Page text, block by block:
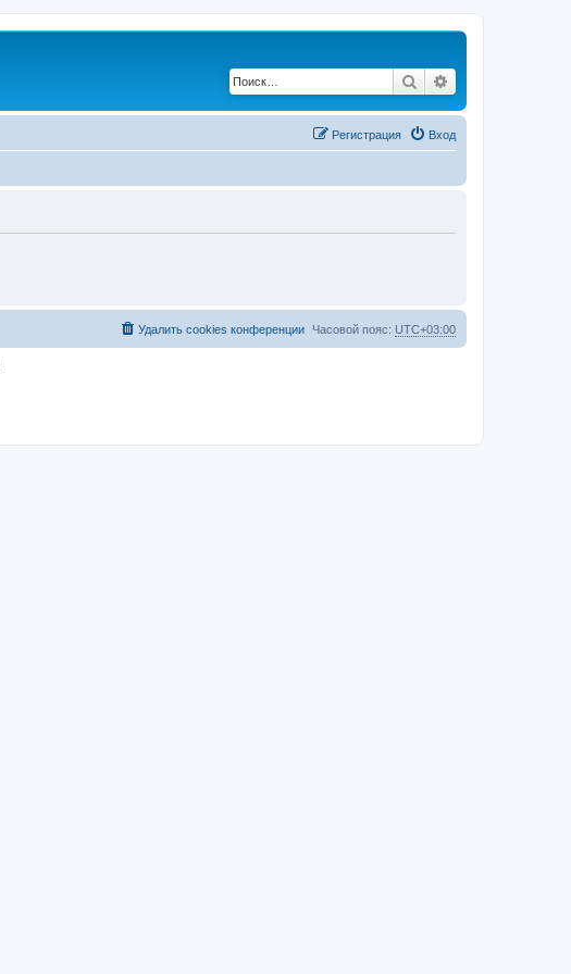
Поиск
Вход
Регистрация
Часовой пояс: UTC+03:00
Удалить cookies конференции